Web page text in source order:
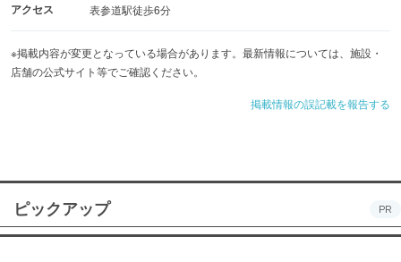
アクセス 表参道駅徒歩6分
※掲載内容が変更となっている場合があります。最新情報については、施設・
店舗の公式サイト等でご確認ください。
掲載情報の誤記載を報告する
ピックアップ PR